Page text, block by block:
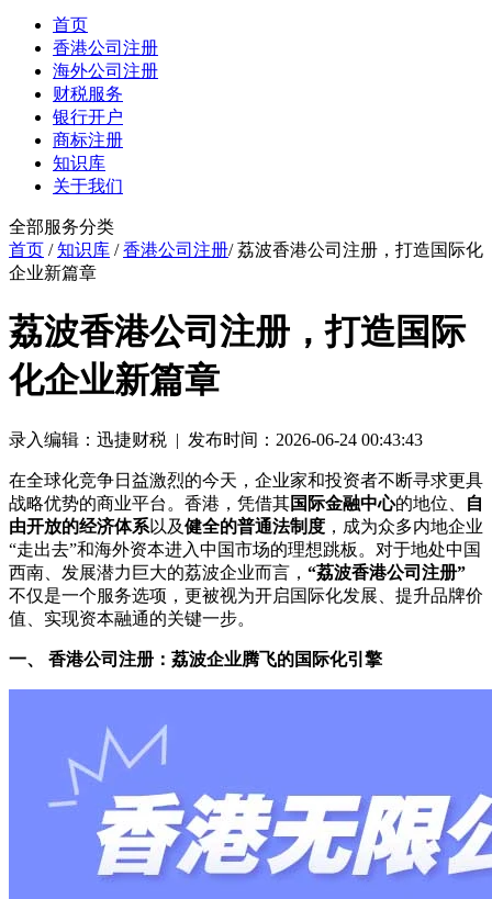
首页
香港公司注册
海外公司注册
财税服务
银行开户
商标注册
知识库
关于我们
全部服务分类
首页 /知识库 /香港公司注册/ 荔波香港公司注册，打造国际化
企业新篇章
荔波香港公司注册，打造国际
化企业新篇章
录入编辑：迅捷财税 | 发布时间：2026-06-24 00:43:43
在全球化竞争日益激烈的今天，企业家和投资者不断寻求更具
战略优势的商业平台。香港，凭借其国际金融中心的地位、
自
由开放的经济体系以及健全的普通法制度 ，成为众多内地企业
“走出去”和海外资本进入中国市场的理想跳板。对于地处中国
西南、发展潜力巨大的荔波企业而言， “荔波香港公司注册”
不仅是一个服务选项，更被视为开启国际化发展、提升品牌价
值、实现资本融通的关键一步。
一、 香港公司注册：荔波企业腾飞的国际化引擎